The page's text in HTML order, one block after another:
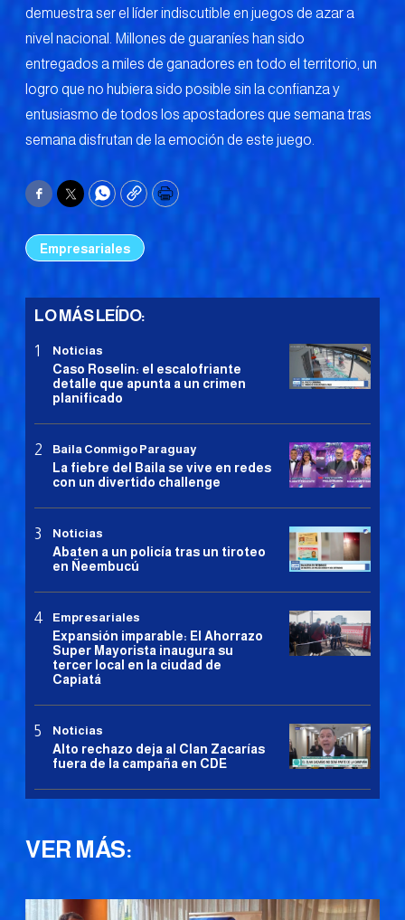
demuestra ser el líder indiscutible en juegos de azar a
nivel nacional. Millones de guaraníes han sido
entregados a miles de ganadores en todo el territorio, un
logro que no hubiera sido posible sin la confianza y
entusiasmo de todos los apostadores que semana tras
semana disfrutan de la emoción de este juego.
Facebook
TwitterWhatsApp
CopyPrint
Empresariales
LO MÁS LEÍDO:
Noticias
Caso Roselin: el escalofriante
detalle que apunta a un crimen
planificado
Baila Conmigo Paraguay
La fiebre del Baila se vive en redes
con un divertido challenge
Noticias
Abaten a un policía tras un tiroteo
en Ñeembucú
Empresariales
Expansión imparable: El Ahorrazo
Super Mayorista inaugura su
tercer local en la ciudad de
Capiatá
Noticias
Alto rechazo deja al Clan Zacarías
fuera de la campaña en CDE
VER MÁS: